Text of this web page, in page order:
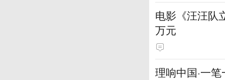
电影《汪汪队
万元
理响中国·一